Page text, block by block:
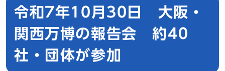
令和7年10月30日 大阪・
関西万博の報告会 約40
社・団体が参加